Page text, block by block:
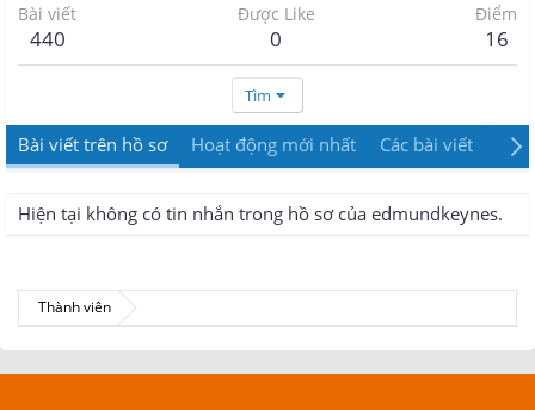
Bài viết
440
Được Like
0
Điểm
16
Tìm
Bài viết trên hồ sơ Hoạt động mới nhất Các bài viết
Hiện tại không có tin nhắn trong hồ sơ của edmundkeynes.
Thành viên